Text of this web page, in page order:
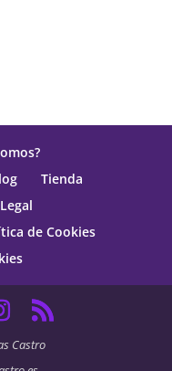
Tienda
de Cookies
Castro